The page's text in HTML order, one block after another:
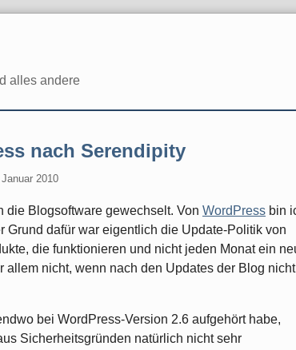
alles andere
nach Serendipity
2010
die Blogsoftware gewechselt. Von WordPress bin
Grund dafür war eigentlich die Update-Politik von
die funktionieren und nicht jeden Monat ein
allem nicht, wenn nach den Updates der Blog nicht
bei WordPress-Version 2.6 aufgehört habe,
Sicherheitsgründen natürlich nicht sehr